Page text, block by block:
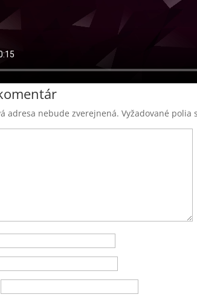
adresa nebude zverejnená. Vyžadované polia